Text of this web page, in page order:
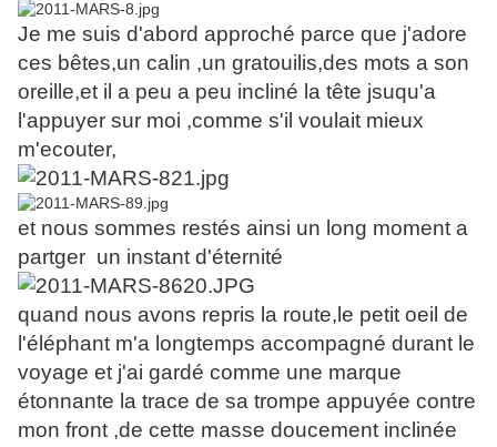
Je me suis d'abord approché parce que j'adore
ces bêtes,un calin ,un gratouilis,des mots a son
oreille,et il a peu a peu incliné la tête jsuqu'a
l'appuyer sur moi ,comme s'il voulait mieux
m'ecouter,
et nous sommes restés ainsi un long moment a
partger un instant d'éternité
quand nous avons repris la route,le petit oeil de
l'éléphant m'a longtemps accompagné durant le
voyage et j'ai gardé comme une marque
étonnante la trace de sa trompe appuyée contre
mon front ,de cette masse doucement inclinée